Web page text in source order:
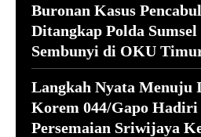
Buronan Kasus
Ditangkap Polda Sumsel
Sembunyi di OKU
Langkah Nyata Menuju
Korem 044/Gapo Hadiri
Persemaian Sriwijaya